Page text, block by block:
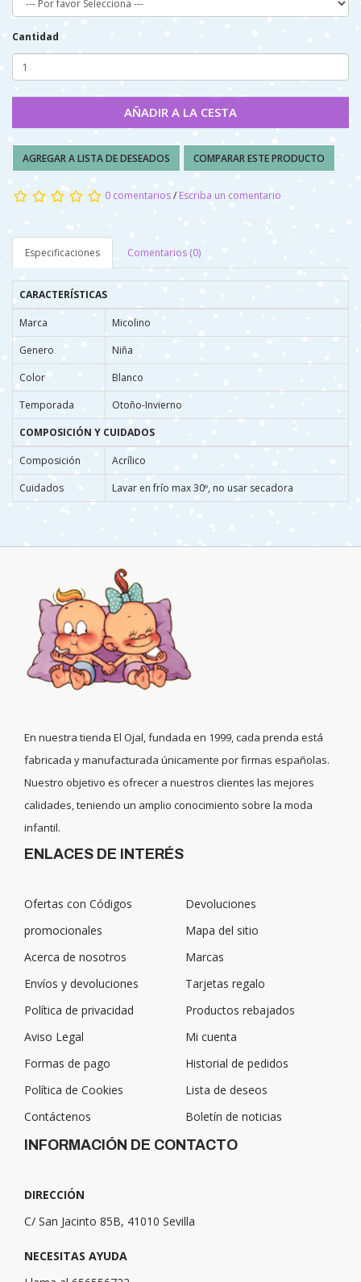
Cantidad
AÑADIR A LA CESTA
AGREGAR A LISTA DE DESEADOS COMPARAR ESTE PRODUCTO
0 comentarios/Escriba un comentario
Especificaciones Comentarios (0)
CARACTERÍSTICAS
Marca
Micolino
Genero
Niña
Color
Blanco
Temporada
Otoño-Invierno
COMPOSICIÓN Y CUIDADOS
Composición
Acrílico
Cuidados
Lavar en frío max 30º, no usar secadora
En nuestra tienda El Ojal, fundada en 1999, cada prenda está
fabricada y manufacturada únicamente por firmas españolas.
Nuestro objetivo es ofrecer a nuestros clientes las mejores
calidades, teniendo un amplio conocimiento sobre la moda
infantil.
ENLACES DE INTERÉS
Ofertas con Códigos
promocionales
Acerca de nosotros
Envíos y devoluciones
Política de privacidad
Aviso Legal
Formas de pago
Política de Cookies
Contáctenos
Devoluciones
Mapa del sitio
Marcas
Tarjetas regalo
Productos rebajados
Mi cuenta
Historial de pedidos
Lista de deseos
Boletín de noticias
INFORMACIÓN DE CONTACTO
DIRECCIÓN
C/ San Jacinto 85B, 41010 Sevilla
NECESITAS AYUDA